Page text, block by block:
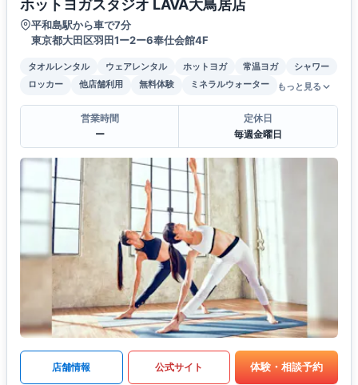
ホットヨガスタジオ LAVA大鳥居店
平和島駅から車で7分
東京都大田区羽田1ー2ー6奉仕会館4F
タオルレンタル ウェアレンタル ホットヨガ 常温ヨガ
シャワー
ロッカー
他店舗利用 無料体験 ミネラルウォーター もっと見る
営業時間
ー
定休日
毎週金曜日
店舗情報 公式サイト 体験・相談予約